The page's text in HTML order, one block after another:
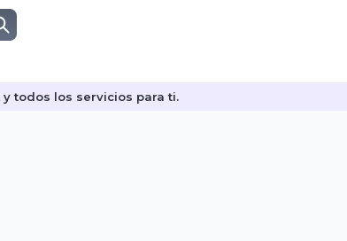
todos los servicios para ti.